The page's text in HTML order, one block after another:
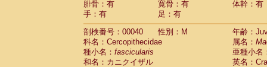
(5)
Hylobatidae Hylobates
HylobatidaeHylobateshybrid(1)
HylobatidaeNomascus concolor(0)
HylobatidaeSymphalangus
Hominidae
(0)
Hominidae
腓骨：有
寛骨：有
体幹：有
手：有
足：有
剖検番号：00040
性別：M
年齢：
科名：Cercopithecidae
属名：
種小名： fascicularis
亜種小名
和名：カニクイザル
英名：